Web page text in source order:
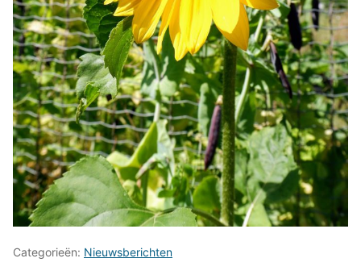
Categorieën: Nieuwsberichten